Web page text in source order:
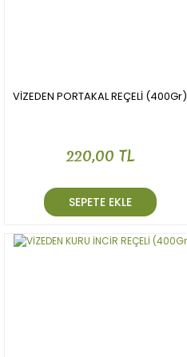
VİZEDEN PORTAKAL REÇELİ (400Gr)
220,00 TL
SEPETE EKLE